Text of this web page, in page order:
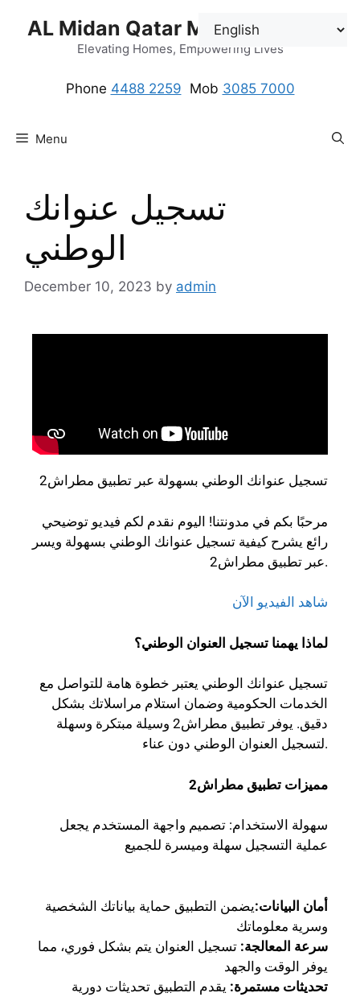
AL Midan Qatar Maids Solution
Elevating Homes, Empowering Lives
Phone 4488 2259 Mob 3085 7000
Menu
تسجيل عنوانك
الوطني
December 10, 2023 by admin
تسجيل عنوانك الوطني بسهولة عبر تطبيق مطراش2
مرحبًا بكم في مدونتنا! اليوم نقدم لكم فيديو توضيحي
رائع يشرح كيفية تسجيل عنوانك الوطني بسهولة ويسر
عبر تطبيق مطراش2.
شاهد الفيديو الآن
لماذا يهمنا تسجيل العنوان الوطني؟
تسجيل عنوانك الوطني يعتبر خطوة هامة للتواصل مع
الخدمات الحكومية وضمان استلام مراسلاتك بشكل
دقيق. يوفر تطبيق مطراش2 وسيلة مبتكرة وسهلة
لتسجيل العنوان الوطني دون عناء.
مميزات تطبيق مطراش2
سهولة الاستخدام: تصميم واجهة المستخدم يجعل
عملية التسجيل سهلة وميسرة للجميع
أمان البيانات:يضمن التطبيق حماية بياناتك الشخصية
وسرية معلوماتك
سرعة المعالجة: تسجيل العنوان يتم بشكل فوري، مما
يوفر الوقت والجهد
تحديثات مستمرة: يقدم التطبيق تحديثات دورية